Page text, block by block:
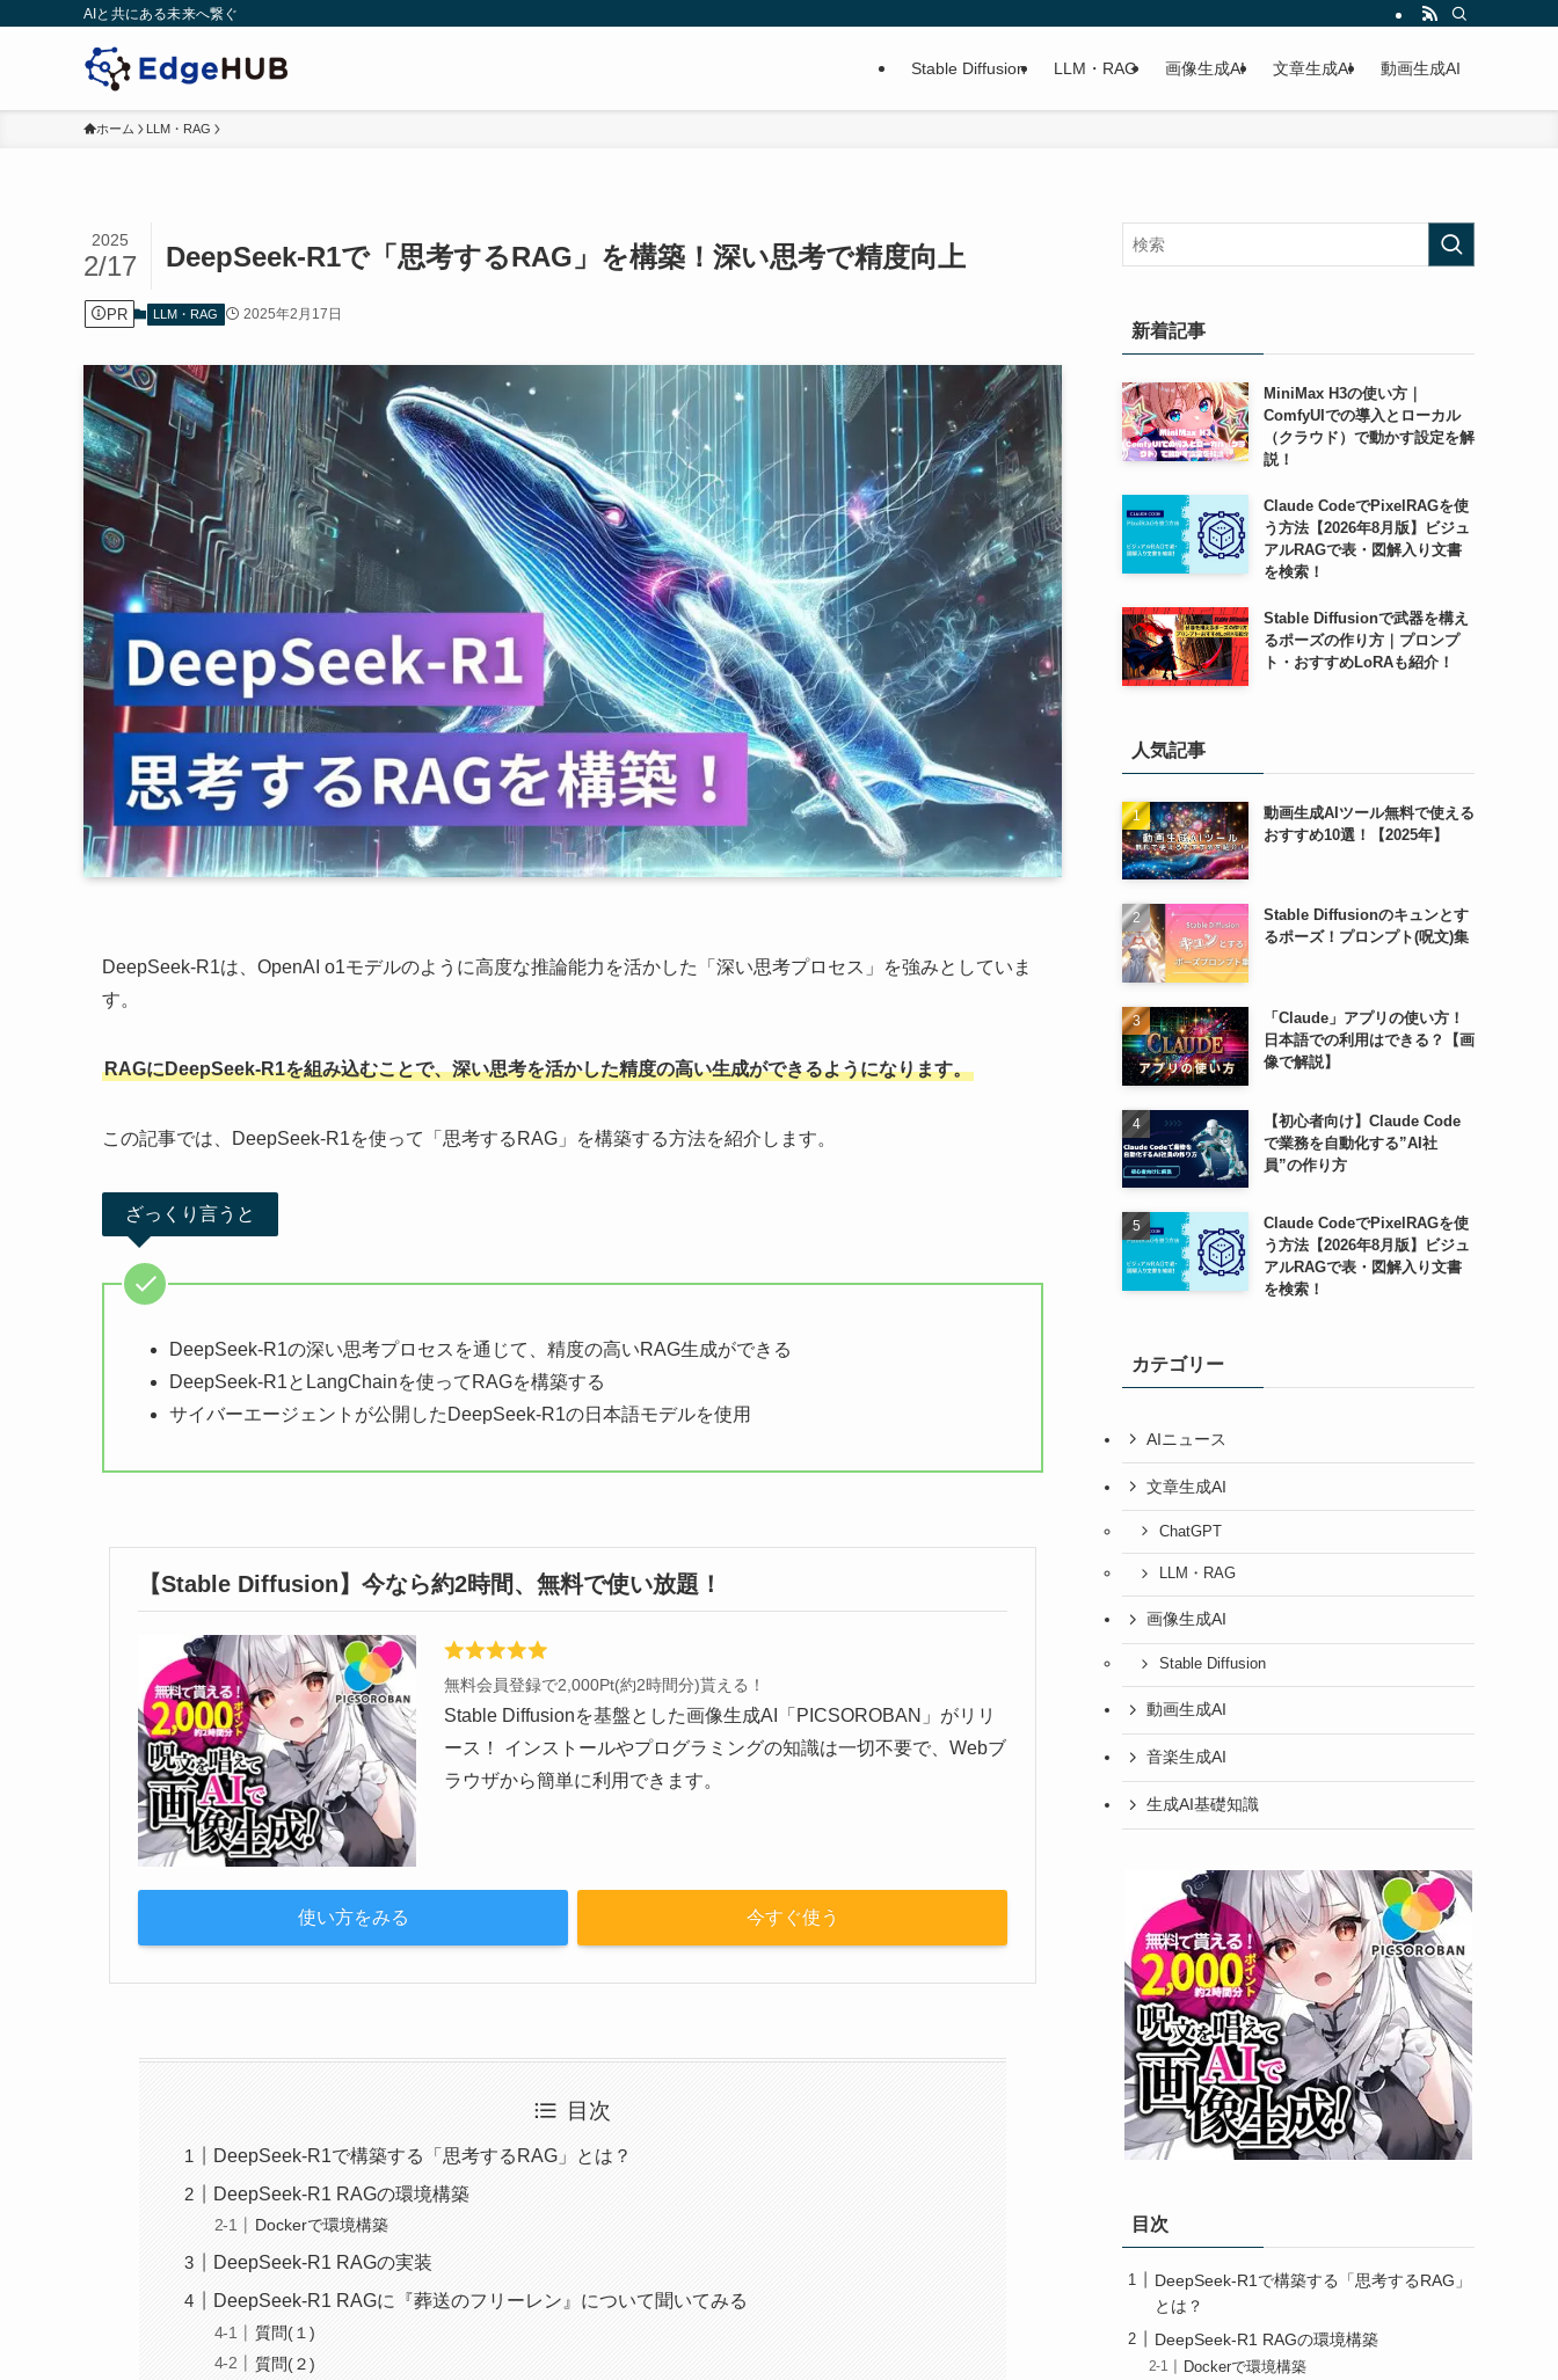
AIと共にある未来へ繋ぐ
Stable Diffusion LLM・RAG 画像生成AI 文章生成AI 動画生成AI
ホーム LLM・RAG
DeepSeek-R1で「思考するRAG」を構築！深い思考で精度向上
2025
2/17
PR LLM・RAG 2025年2月17日
DeepSeek-R1は、OpenAI o1モデルのように高度な推論能力を活かした「深い思考プロセス」を強みとしていま
す。
RAGにDeepSeek-R1を組み込むことで、深い思考を活かした精度の高い生成ができるようになります。
この記事では、DeepSeek-R1を使って「思考するRAG」を構築する方法を紹介します。
ざっくり言うと
DeepSeek-R1の深い思考プロセスを通じて、精度の高いRAG生成ができる
DeepSeek-R1とLangChainを使ってRAGを構築する
サイバーエージェントが公開したDeepSeek-R1の日本語モデルを使用
【Stable Diffusion】今なら約2時間、無料で使い放題！
無料会員登録で2,000Pt(約2時間分)貰える！
Stable Diffusionを基盤とした画像生成AI「PICSOROBAN」がリリ
ース！ インストールやプログラミングの知識は一切不要で、Webブ
ラウザから簡単に利用できます。
使い方をみる 今すぐ使う
目次
DeepSeek-R1で構築する「思考するRAG」とは？
DeepSeek-R1 RAGの環境構築
Dockerで環境構築
DeepSeek-R1 RAGの実装
DeepSeek-R1 RAGに『葬送のフリーレン』について聞いてみる
質問(１)
質問(２)
新着記事
MiniMax H3の使い方｜
ComfyUIでの導入とローカル
（クラウド）で動かす設定を解
説！
Claude CodeでPixelRAGを使
う方法【2026年8月版】ビジュ
アルRAGで表・図解入り文書
を検索！
Stable Diffusionで武器を構え
るポーズの作り方｜プロンプ
ト・おすすめLoRAも紹介！
人気記事
動画生成AIツール無料で使える
おすすめ10選！【2025年】
Stable Diffusionのキュンとす
るポーズ！プロンプト(呪文)集
「Claude」アプリの使い方！
日本語での利用はできる？【画
像で解説】
【初心者向け】Claude Code
で業務を自動化する”AI社
員”の作り方
Claude CodeでPixelRAGを使
う方法【2026年8月版】ビジュ
アルRAGで表・図解入り文書
を検索！
カテゴリー
AIニュース
文章生成AI
ChatGPT
LLM・RAG
画像生成AI
Stable Diffusion
動画生成AI
音楽生成AI
生成AI基礎知識
目次
DeepSeek-R1で構築する「思考するRAG」
とは？
DeepSeek-R1 RAGの環境構築
Dockerで環境構築